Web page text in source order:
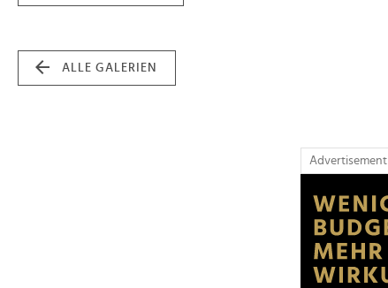
ALLE GALERIEN
Advertisement